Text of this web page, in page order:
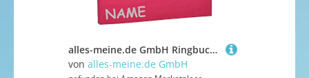
alles-meine.de GmbH Ringbuch/Sammelordner Zeugnisse incl. Name - PINK A4 für Dokumente/Zeugnis/Zeugnisheft/Dokumentenmappe/Zeugnismappe/Zeugnisordner - Ordner Rin..
von alles-meine.de GmbH